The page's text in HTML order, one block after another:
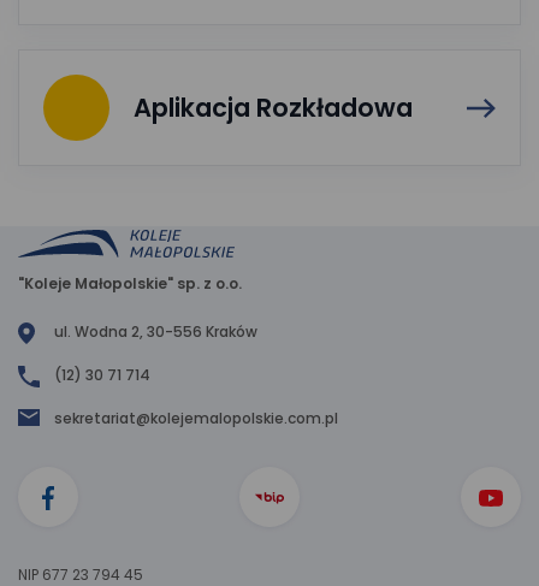
Aplikacja Rozkładowa
"Koleje Małopolskie" sp. z o.o.
ul. Wodna 2, 30-556 Kraków
(12) 30 71 714
sekretariat@kolejemalopolskie.com.pl
NIP 677 23 794 45